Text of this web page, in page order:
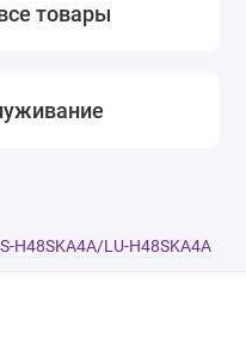
товары
H48SKA4A/LU-H48SKA4A